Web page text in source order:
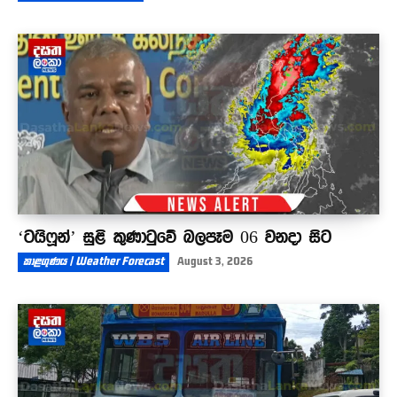
‘ටයිෆූන්’ සුළි කුණාටුවේ බලපෑම 06 වනදා සිට
කාළගුණය | Weather Forecast August 3, 2026